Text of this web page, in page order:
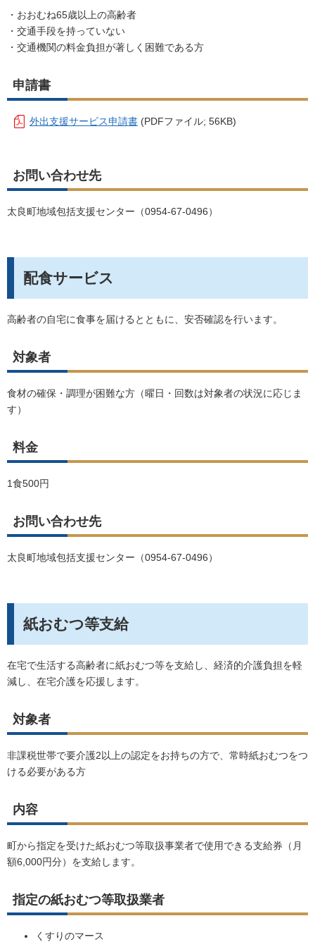
・おおむね65歳以上の高齢者
・交通手段を持っていない
・交通機関の料金負担が著しく困難である方
申請書
外出支援サービス申請書 (PDFファイル; 56KB)
お問い合わせ先
太良町地域包括支援センター（0954-67-0496）
配食サービス
高齢者の自宅に食事を届けるとともに、安否確認を行います。
対象者
食材の確保・調理が困難な方（曜日・回数は対象者の状況に応じま
す）
料金
1食500円
お問い合わせ先
太良町地域包括支援センター（0954-67-0496）
紙おむつ等支給
在宅で生活する高齢者に紙おむつ等を支給し、経済的介護負担を軽
減し、在宅介護を応援します。
対象者
非課税世帯で要介護2以上の認定をお持ちの方で、常時紙おむつをつ
ける必要がある方
内容
町から指定を受けた紙おむつ等取扱事業者で使用できる支給券（月
額6,000円分）を支給します。
指定の紙おむつ等取扱業者
くすりのマース